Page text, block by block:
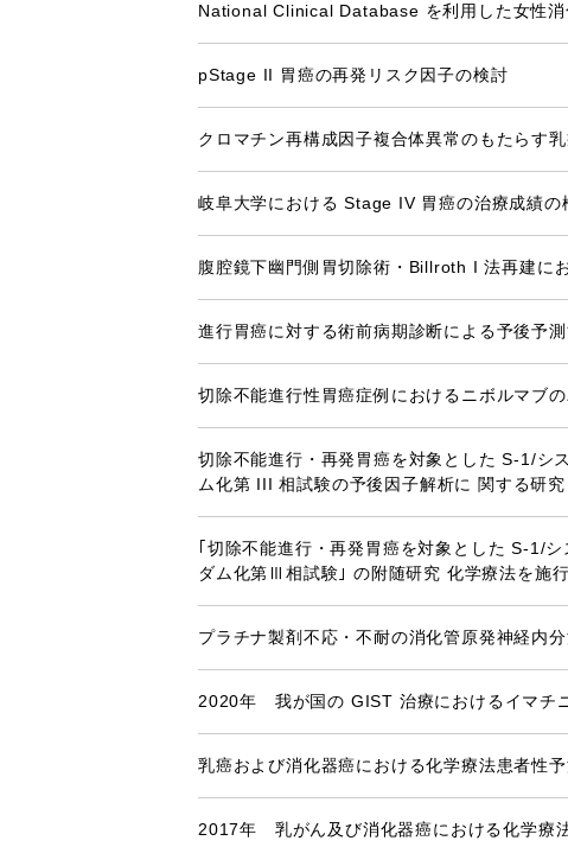
National Clinical Database を利用した女性
pStage II 胃癌の再発リスク因子の検討
クロマチン再構成因子複合体異常のもたらす
岐阜大学における Stage IV 胃癌の治療成績の
腹腔鏡下幽門側胃切除術・Billroth I 法再建に
進行胃癌に対する術前病期診断による予後予
切除不能進行性胃癌症例におけるニボルマブ
切除不能進行・再発胃癌を対象とした S-1/シ
ム化第 III 相試験の予後因子解析に 関する研究
｢切除不能進行・再発胃癌を対象とした S-1/
ダム化第Ⅲ相試験｣ の附随研究 化学療法を施
プラチナ製剤不応・不耐の消化管原発神経内
2020年 我が国の GIST 治療におけるイマチ
乳癌および消化器癌における化学療法患者性
2017年 乳がん及び消化器癌における化学療